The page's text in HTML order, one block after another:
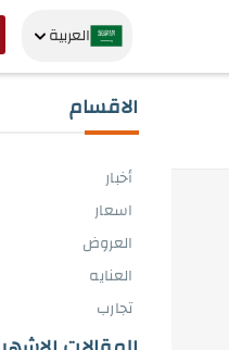
العربية
الاقسام
أخبار
اسعار
العروض
العنايه
تجارب